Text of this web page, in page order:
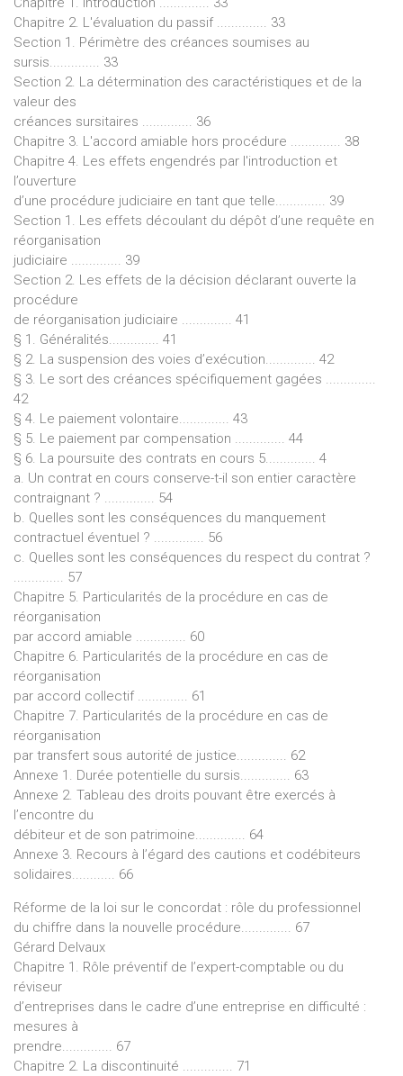
Chapitre 2. L'évaluation du passif .............. 33
Section 1. Périmètre des créances soumises au
sursis.............. 33
Section 2. La détermination des caractéristiques et de la
valeur des
créances sursitaires .............. 36
Chapitre 3. L'accord amiable hors procédure .............. 38
Chapitre 4. Les effets engendrés par l'introduction et
l’ouverture
d’une procédure judiciaire en tant que telle.............. 39
Section 1. Les effets découlant du dépôt d’une requête en
réorganisation
judiciaire .............. 39
Section 2. Les effets de la décision déclarant ouverte la
procédure
de réorganisation judiciaire .............. 41
§ 1. Généralités.............. 41
§ 2. La suspension des voies d’exécution.............. 42
§ 3. Le sort des créances spécifiquement gagées ..............
42
§ 4. Le paiement volontaire.............. 43
§ 5. Le paiement par compensation .............. 44
§ 6. La poursuite des contrats en cours 5.............. 4
a. Un contrat en cours conserve-t-il son entier caractère
contraignant ? .............. 54
b. Quelles sont les conséquences du manquement
contractuel éventuel ? .............. 56
c. Quelles sont les conséquences du respect du contrat ?
.............. 57
Chapitre 5. Particularités de la procédure en cas de
réorganisation
par accord amiable .............. 60
Chapitre 6. Particularités de la procédure en cas de
réorganisation
par accord collectif .............. 61
Chapitre 7. Particularités de la procédure en cas de
réorganisation
par transfert sous autorité de justice.............. 62
Annexe 1. Durée potentielle du sursis.............. 63
Annexe 2. Tableau des droits pouvant être exercés à
l’encontre du
débiteur et de son patrimoine.............. 64
Annexe 3. Recours à l’égard des cautions et codébiteurs
solidaires............ 66
Réforme de la loi sur le concordat : rôle du professionnel
du chiffre dans la nouvelle procédure.............. 67
Gérard Delvaux
Chapitre 1. Rôle préventif de l’expert-comptable ou du
réviseur
d’entreprises dans le cadre d’une entreprise en difficulté :
mesures à
prendre.............. 67
Chapitre 2. La discontinuité .............. 71